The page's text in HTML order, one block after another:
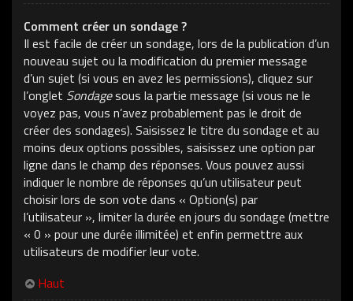
Comment créer un sondage ?
Il est facile de créer un sondage, lors de la publication d’un
nouveau sujet ou la modification du premier message
d’un sujet (si vous en avez les permissions), cliquez sur
l’onglet Sondagesous la partie message (si vous ne le
voyez pas, vous n’avez probablement pas le droit de
créer des sondages). Saisissez le titre du sondage et au
moins deux options possibles, saisissez une option par
ligne dans le champ des réponses. Vous pouvez aussi
indiquer le nombre de réponses qu’un utilisateur peut
choisir lors de son vote dans « Option(s) par
l’utilisateur », limiter la durée en jours du sondage (mettre
« 0 » pour une durée illimitée) et enfin permettre aux
utilisateurs de modifier leur vote.
Haut